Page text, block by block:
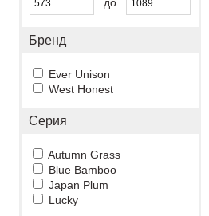
Бренд
Ever Unison
West Honest
Серия
Autumn Grass
Blue Bamboo
Japan Plum
Lucky